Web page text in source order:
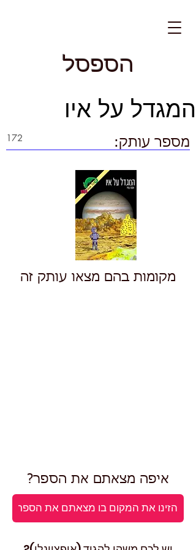
הספסל
מקומות בהם מצאו עותק זה
מספר עותק:
איפה מצאתם את הספר?
המגדל על איו